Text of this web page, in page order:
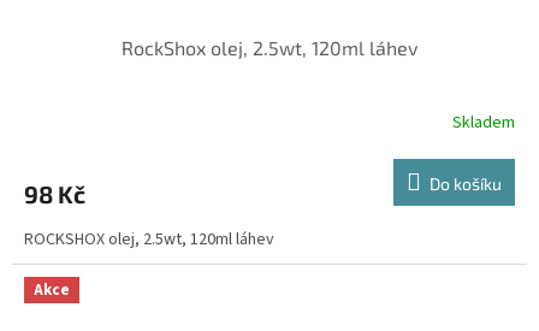
RockShox olej, 2.5wt, 120ml láhev
Skladem
98 Kč Do košíku
ROCKSHOX olej, 2.5wt, 120ml láhev
Akce